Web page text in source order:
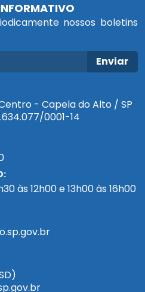
nossos boletins
Enviar
- Capela do Alto / SP
0001-14
às 12h00 e 13h00 às 16h00